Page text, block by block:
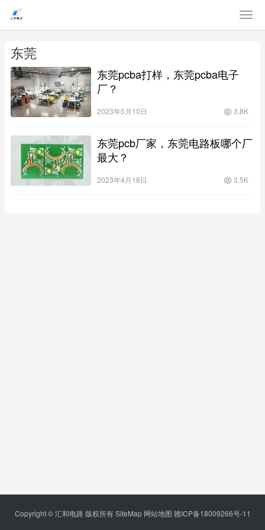
东莞
东莞pcba打样，东莞pcba电子
厂？
2023年5月10日 3.8K
东莞pcb厂家，东莞电路板哪个厂
最大？
2023年4月18日 3.5K
Copyright © 汇和电路 版权所有SiteMap 网站地图 赣ICP备18009266号-11